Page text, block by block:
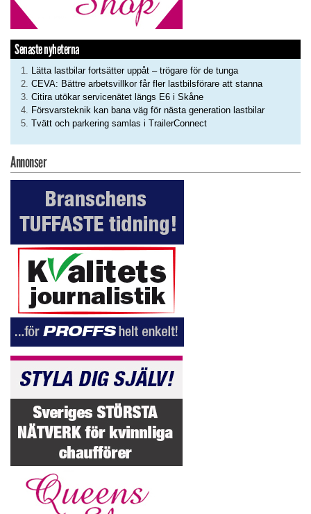
Senaste nyheterna
Lätta lastbilar fortsätter uppåt – trögare för de tunga
CEVA: Bättre arbetsvillkor får fler lastbilsförare att stanna
Citira utökar servicenätet längs E6 i Skåne
Försvarsteknik kan bana väg för nästa generation lastbilar
Tvätt och parkering samlas i TrailerConnect
Annonser